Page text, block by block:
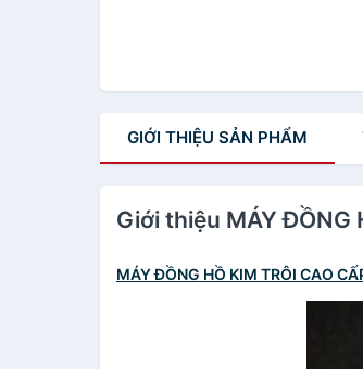
GIỚI THIỆU SẢN PHẨM
Giới thiệu MÁY ĐỒNG
MÁY ĐỒNG HỒ KIM TRÔI CAO